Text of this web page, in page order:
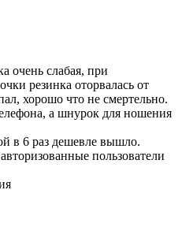
очень слабая, при
резинка оторвалась от
хорошо что не смертельно.
а шнурок для ношения
в 6 раз дешевле вышло.
пользователи